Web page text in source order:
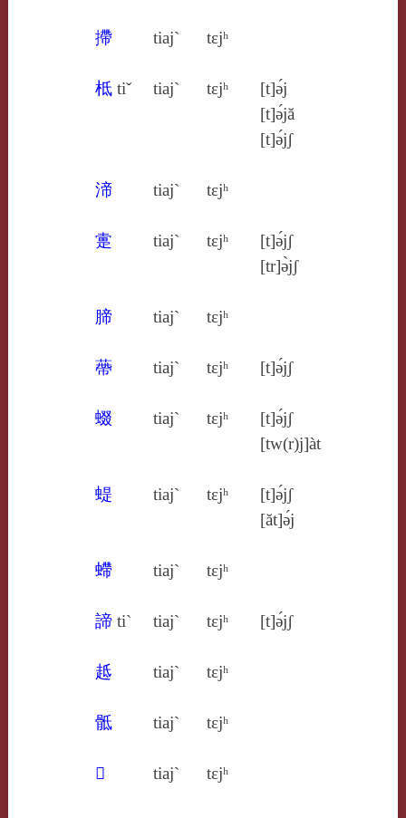
摕 tiaj` tɛjʰ
柢 tiˇ tiaj` tɛjʰ
[t]ə́j
[t]ə́jă
[t]ə́jʃ
渧 tiaj` tɛjʰ
疐 tiaj` tɛjʰ
[t]ə́jʃ
[tr]ə̀jʃ
腣 tiaj` tɛjʰ
蔕 tiaj` tɛjʰ [t]ə́jʃ
蝃 tiaj` tɛjʰ
[t]ə́jʃ
[tw(r)j]àt
蝭 tiaj` tɛjʰ
[t]ə́jʃ
[ăt]ə́j
螮 tiaj` tɛjʰ
諦 ti` tiaj` tɛjʰ [t]ə́jʃ
趆 tiaj` tɛjʰ
骶 tiaj` tɛjʰ
𢰂 tiaj` tɛjʰ